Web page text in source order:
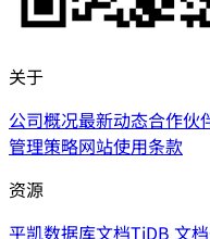
关于
公司概况最新动态合作伙
管理策略网站使用条款
资源
平凯数据库文档TiDB 文档